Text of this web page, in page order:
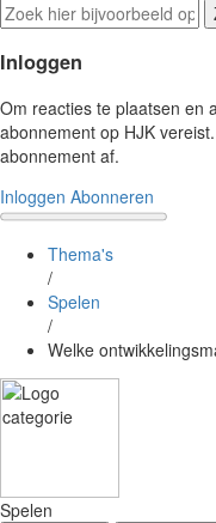
Inloggen
Om reacties te plaatsen en
abonnement op HJK
abonnement af.
Inloggen Abonneren
Thema's
/
Spelen
/
Welke
Spelen